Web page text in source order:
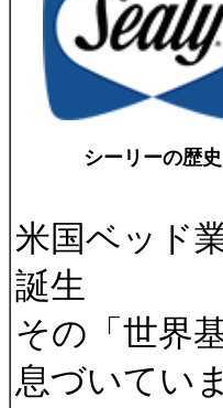
シーリーの歴史
米国ベッド
誕生
その「世界
息づいてい